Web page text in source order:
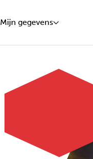
Mijn gegevens